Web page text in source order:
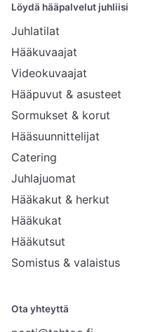
Ota yhteyttä
Löydä hääpalvelut juhliisi
Juhlatilat
Hääkuvaajat
Videokuvaajat
Hääpuvut & asusteet
Sormukset & korut
Hääsuunnittelijat
Catering
Juhlajuomat
Hääkakut & herkut
Hääkukat
Hääkutsut
Somistus & valaistus